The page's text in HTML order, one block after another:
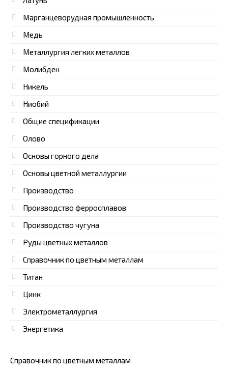
Марганцеворудная промышленность
Медь
Металлургия легких металлов
Молибден
Никель
Ниобий
Общие спецификации
Олово
Основы горного дела
Основы цветной металлургии
Производство
Производство ферросплавов
Производство чугуна
Руды цветных металлов
Справочник по цветным металлам
Титан
Цинк
Электрометаллургия
Энергетика
Справочник по цветным металлам